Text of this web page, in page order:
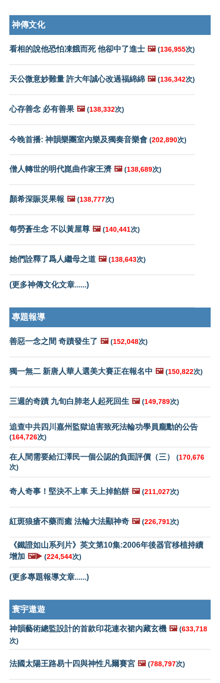
神傳文化
看相的說他恐怕凍餓而死 他卻中了進士 🖼️ (136,955次)
天公微意妙難量 許大年誠心改過福綿綿 🖼️ (136,342次)
心存善念 必有善果 🖼️ (138,332次)
今晚首播: 神韻樂團室內樂及獨奏音樂會 (202,890次)
僧人轉世的明代崑曲作家王濟 🖼️ (138,689次)
顏希深賑災果報 🖼️ (138,777次)
每勞蒼生念 不以黃屋尊 🖼️ (140,441次)
她們詮釋了爲人繼母之道 🖼️ (138,643次)
(更多神傳文化文章......)
專題報導
善惡一念之間 奇蹟發生了 🖼️ (152,048次)
獨一無二 新唐人華人選美大賽正在報名中 🖼️ (150,822次)
三週的奇蹟 九旬白肺老人起死回生 🖼️ (149,789次)
追查中共四川嘉州監獄迫害致死法輪功學員龐勳的公告
(164,726次)
在人間需要給江澤民一個公認的負面評價（三） (170,676
次)
奇人奇事！堅決不上車 天上掉餡餅 🖼️ (211,027次)
紅斑狼瘡不藥而癒 法輪大法顯神奇 🖼️ (226,791次)
《鐵證如山系列片》英文第10集:2006年後器官移植持續
增加 🖼️▶️ (224,544次)
(更多專題報導文章......)
寰宇遨遊
神韻藝術總監設計的首款印花連衣裙內藏玄機 🖼️ (633,718
次)
法國太陽王路易十四與神性凡爾賽宮 🖼️ (788,797次)